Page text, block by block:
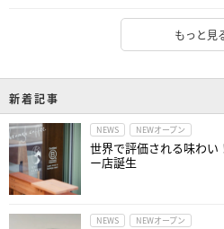
もっと見
新着記事
NEWS NEWオープン
世界で評価される味わい
ー店誕生
NEWS NEWオープン